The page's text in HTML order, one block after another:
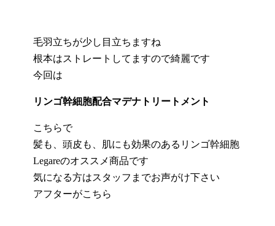
毛羽立ちが少し目立ちますね
根本はストレートしてますので綺麗です
今回は
リンゴ幹細胞配合マデナトリートメント
こちらで
髪も、頭皮も、肌にも効果のあるリンゴ幹細胞
Legareのオススメ商品です
気になる方はスタッフまでお声がけ下さい
アフターがこちら